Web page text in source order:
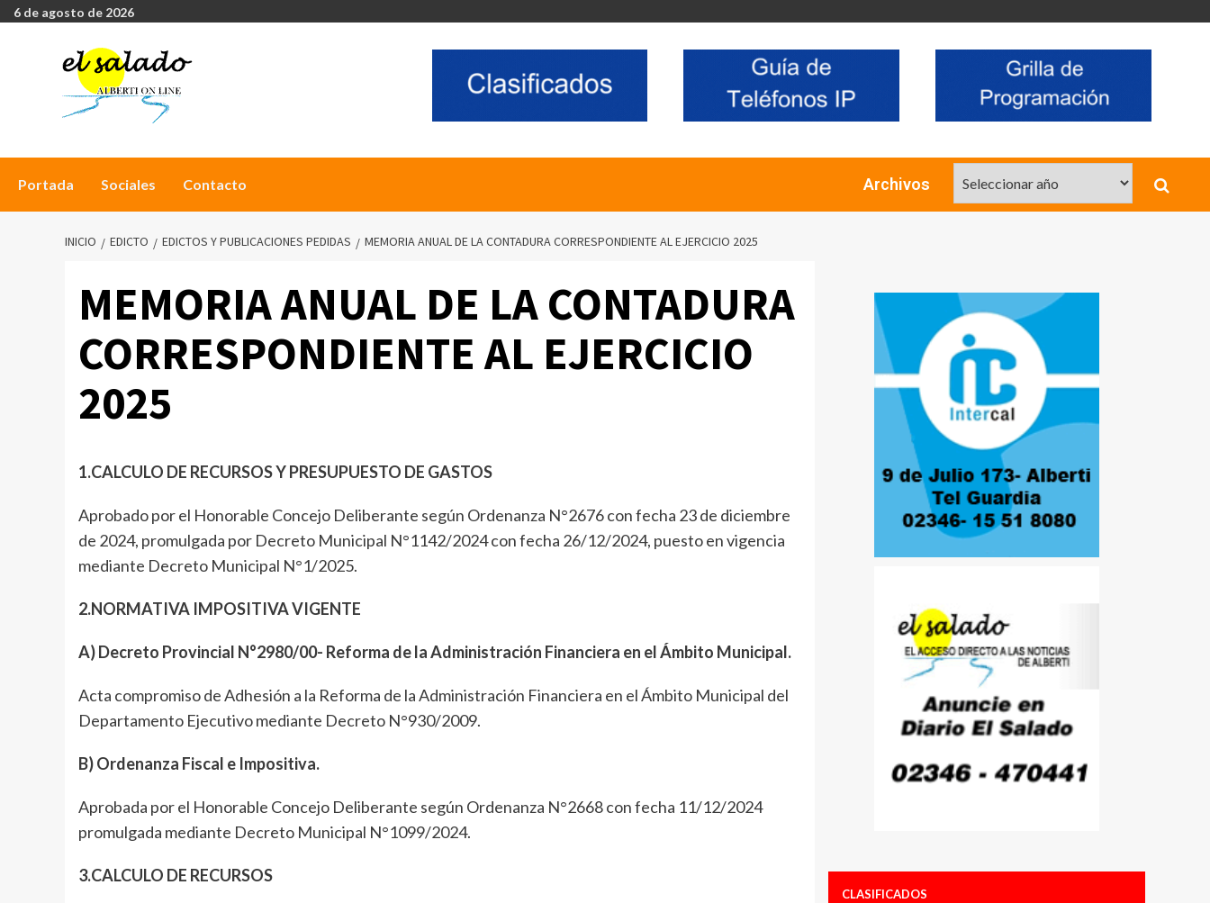
6 de agosto de 2026
Portada Sociales Contacto Archivos
INICIO EDICTO EDICTOS Y PUBLICACIONES PEDIDAS MEMORIA ANUAL DE LA CONTADURA CORRESPONDIENTE AL EJERCICIO 2025
MEMORIA ANUAL DE LA CONTADURA
CORRESPONDIENTE AL EJERCICIO
2025
1.CALCULO DE RECURSOS Y PRESUPUESTO DE GASTOS
Aprobado por el Honorable Concejo Deliberante según Ordenanza N°2676 con fecha 23 de diciembre
de 2024, promulgada por Decreto Municipal N°1142/2024 con fecha 26/12/2024, puesto en vigencia
mediante Decreto Municipal N°1/2025.
2.NORMATIVA IMPOSITIVA VIGENTE
A) Decreto Provincial N°2980/00- Reforma de la Administración Financiera en el Ámbito Municipal.
Acta compromiso de Adhesión a la Reforma de la Administración Financiera en el Ámbito Municipal del
Departamento Ejecutivo mediante Decreto N°930/2009.
B) Ordenanza Fiscal e Impositiva.
Aprobada por el Honorable Concejo Deliberante según Ordenanza N°2668 con fecha 11/12/2024
promulgada mediante Decreto Municipal N°1099/2024.
3.CALCULO DE RECURSOS
CLASIFICADOS